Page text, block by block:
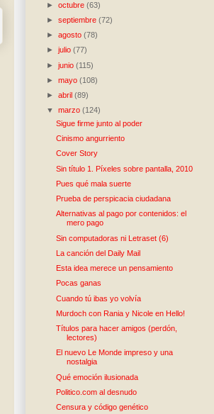
►octubre(63)
►septiembre(72)
►agosto(78)
►julio(77)
►junio(115)
►mayo(108)
►abril(89)
▼marzo(124)
Sigue firme junto al poder
Cinismo angurriento
Cover Story
Sin título 1. Píxeles sobre pantalla, 2010
Pues qué mala suerte
Prueba de perspicacia ciudadana
Alternativas al pago por contenidos: el
mero pago
Sin computadoras ni Letraset (6)
La canción del Daily Mail
Esta idea merece un pensamiento
Pocas ganas
Cuando tú ibas yo volvía
Murdoch con Rania y Nicole en Hello!
Títulos para hacer amigos (perdón,
lectores)
El nuevo Le Monde impreso y una
nostalgia
Qué emoción ilusionada
Politico.com al desnudo
Censura y código genético